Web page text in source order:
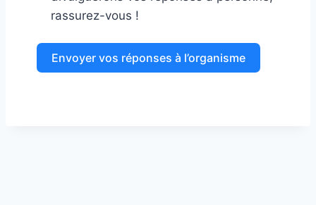
rassurez-vous !
Envoyer vos réponses à l’organisme